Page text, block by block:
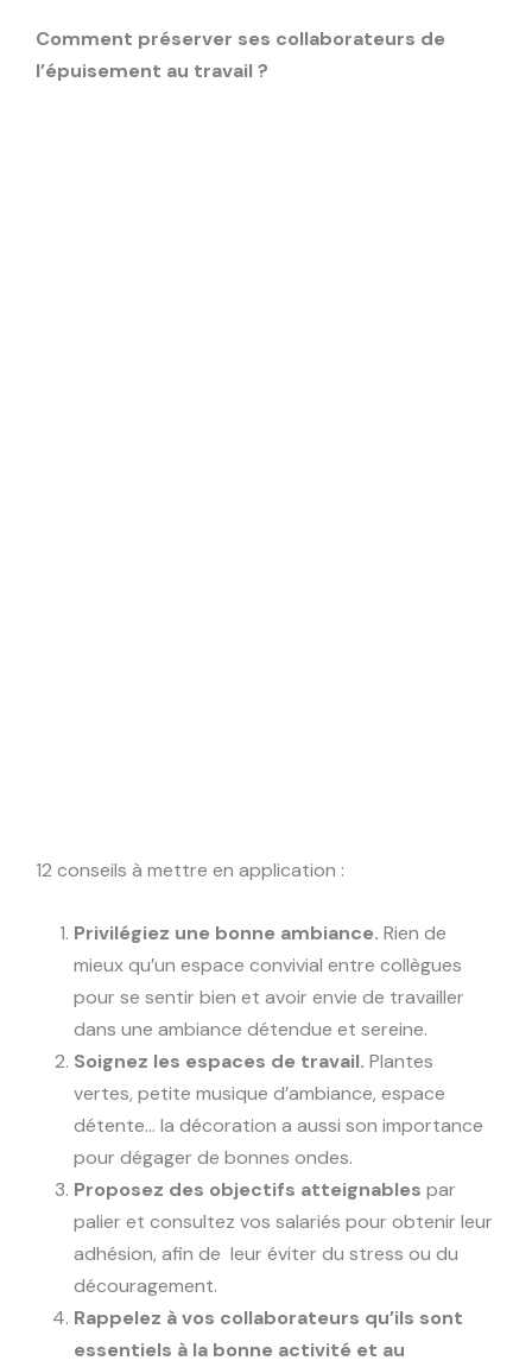
Comment préserver ses collaborateurs de
l’épuisement au travail ?
12 conseils à mettre en application :
Privilégiez une bonne ambiance. Rien de
mieux qu’un espace convivial entre collègues
pour se sentir bien et avoir envie de travailler
dans une ambiance détendue et sereine.
Soignez les espaces de travail. Plantes
vertes, petite musique d’ambiance, espace
détente… la décoration a aussi son importance
pour dégager de bonnes ondes.
Proposez des objectifs atteignables par
palier et consultez vos salariés pour obtenir leur
adhésion, afin de leur éviter du stress ou du
découragement.
Rappelez à vos collaborateurs qu’ils sont
essentiels à la bonne activité et au